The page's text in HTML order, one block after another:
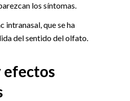
los síntomas.
intranasal, que se ha
del sentido del olfato.
efectos